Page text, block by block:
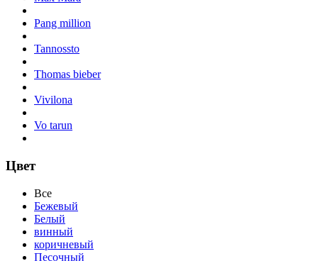
Pang million
Tannossto
Thomas bieber
Vivilona
Vo tarun
Цвет
Все
Бежевый
Белый
винный
коричневый
Песочный